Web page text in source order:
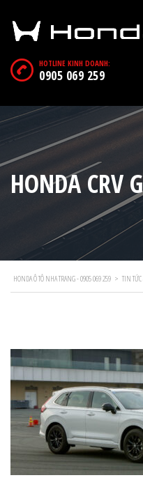
HOTLINE KINH DOANH:
0905 069 259
HONDA CRV
HONDA Ô TÔ NHA TRANG - 0905 069 259 > TIN